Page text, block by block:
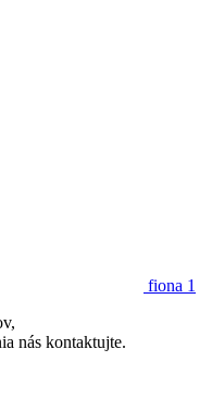
fiona 1
nás kontaktujte.